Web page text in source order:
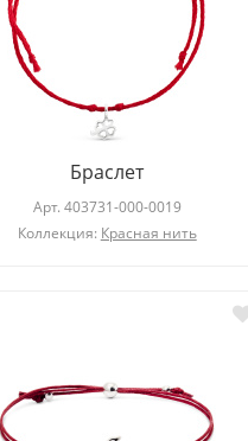
Браслет
Арт. 403731-000-0019
Коллекция: Красная нить